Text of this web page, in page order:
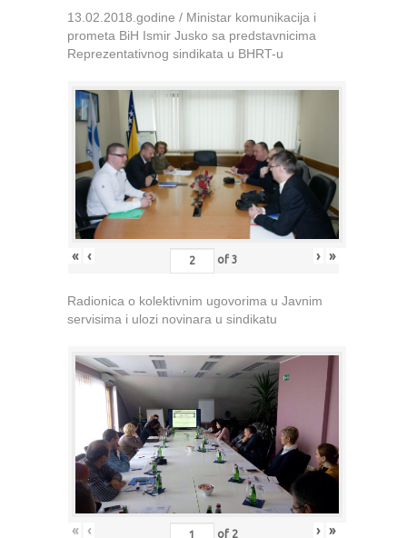
13.02.2018.godine / Ministar komunikacija i
prometa BiH Ismir Jusko sa predstavnicima
Reprezentativnog sindikata u BHRT-u
« ‹ of 3 › »
Radionica o kolektivnim ugovorima u Javnim
servisima i ulozi novinara u sindikatu
« ‹ of 2 › »